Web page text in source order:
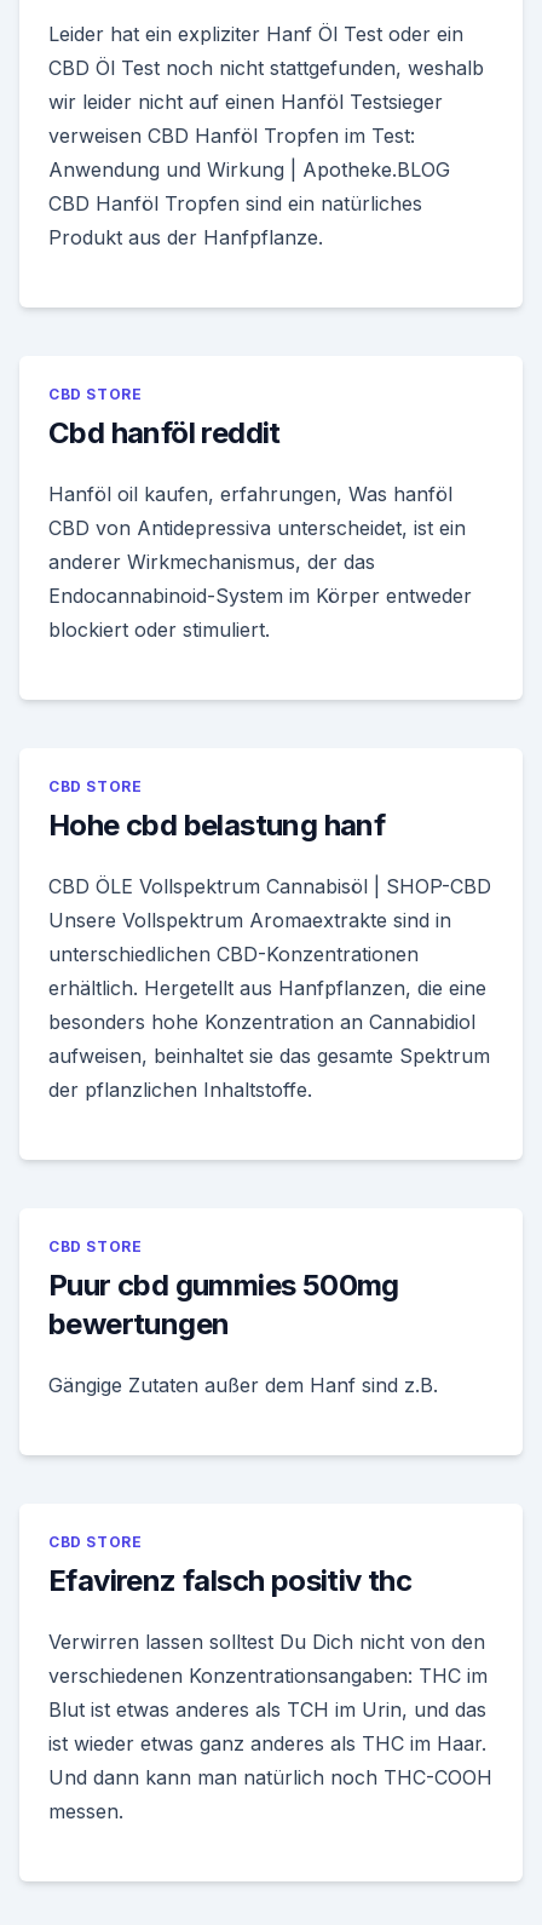
Leider hat ein expliziter Hanf Öl Test oder ein
CBD Öl Test noch nicht stattgefunden, weshalb
wir leider nicht auf einen Hanföl Testsieger
verweisen CBD Hanföl Tropfen im Test:
Anwendung und Wirkung | Apotheke.BLOG
CBD Hanföl Tropfen sind ein natürliches
Produkt aus der Hanfpflanze.
CBD STORE
Cbd hanföl reddit
Hanföl oil kaufen, erfahrungen, Was hanföl
CBD von Antidepressiva unterscheidet, ist ein
anderer Wirkmechanismus, der das
Endocannabinoid-System im Körper entweder
blockiert oder stimuliert.
CBD STORE
Hohe cbd belastung hanf
CBD ÖLE Vollspektrum Cannabisöl | SHOP-CBD
Unsere Vollspektrum Aromaextrakte sind in
unterschiedlichen CBD-Konzentrationen
erhältlich. Hergetellt aus Hanfpflanzen, die eine
besonders hohe Konzentration an Cannabidiol
aufweisen, beinhaltet sie das gesamte Spektrum
der pflanzlichen Inhaltstoffe.
CBD STORE
Puur cbd gummies 500mg
bewertungen
Gängige Zutaten außer dem Hanf sind z.B.
CBD STORE
Efavirenz falsch positiv thc
Verwirren lassen solltest Du Dich nicht von den
verschiedenen Konzentrationsangaben: THC im
Blut ist etwas anderes als TCH im Urin, und das
ist wieder etwas ganz anderes als THC im Haar.
Und dann kann man natürlich noch THC-COOH
messen.